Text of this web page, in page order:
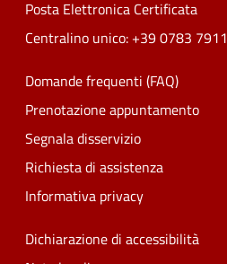
Posta Elettronica Certificata
Centralino unico: +39 0783 7911
Domande frequenti (FAQ)
Prenotazione appuntamento
Segnala disservizio
Richiesta di assistenza
Informativa privacy
Dichiarazione di accessibilità